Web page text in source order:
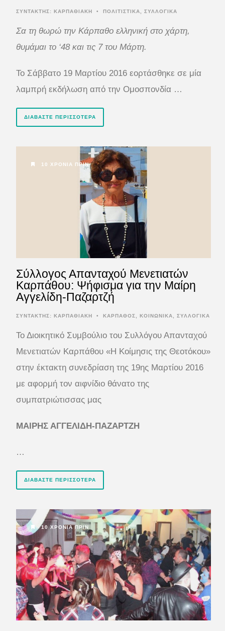
ΣΥΝΤΆΚΤΗΣ: ΚΑΡΠΑΘΙΑΚΗ • ΠΟΛΙΤΙΣΤΙΚΑ ΣΥΛΛΟΓΙΚΑ
Σα τη θωρώ την Κάρπαθο ελληνική στο χάρτη,
θυμάμαι το ‘48 και τις 7 του Μάρτη.
Το Σάββατο 19 Μαρτίου 2016 εορτάσθηκε σε μία
λαμπρή εκδήλωση από την Ομοσπονδία …
ΔΙΑΒΆΣΤΕ ΠΕΡΙΣΣΌΤΕΡΑ
10 ΧΡΌΝΙΑ ΠΡΙΝ
Σύλλογος Απανταχού Μενετιατών
Καρπάθου: Ψήφισμα για την Μαίρη
Αγγελίδη-Παζαρτζή
ΣΥΝΤΆΚΤΗΣ: ΚΑΡΠΑΘΙΑΚΗ • ΚΑΡΠΑΘΟΣ ΚΟΙΝΩΝΙΚΑ ΣΥΛΛΟΓΙΚΑ
Το Διοικητικό Συμβούλιο του Συλλόγου Απανταχού
Μενετιατών Καρπάθου «Η Κοίμησις της Θεοτόκου»
στην έκτακτη συνεδρίαση της 19ης Μαρτίου 2016
με αφορμή τον αιφνίδιο θάνατο της
συμπατριώτισσας μας
ΜΑΙΡΗΣ ΑΓΓΕΛΙΔΗ-ΠΑΖΑΡΤΖΗ
…
ΔΙΑΒΆΣΤΕ ΠΕΡΙΣΣΌΤΕΡΑ
10 ΧΡΌΝΙΑ ΠΡΙΝ